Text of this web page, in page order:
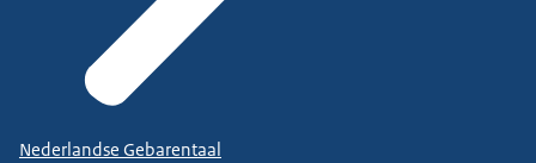
Nederlandse Gebarentaal